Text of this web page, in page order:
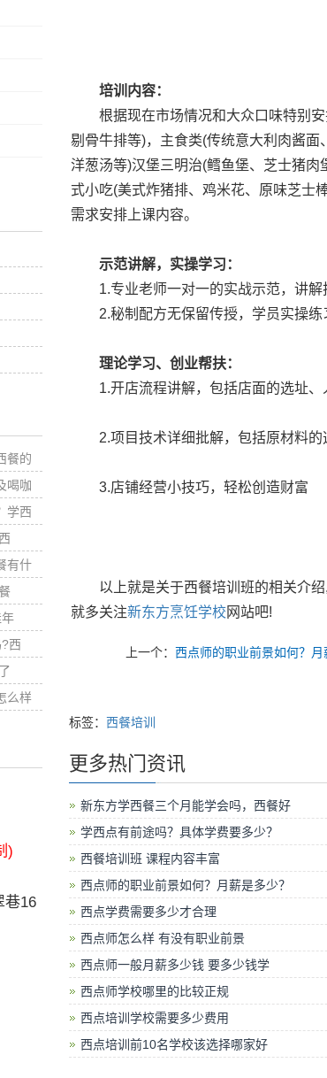
培训内容：
根据现在市场情况和大众口味特别安
剔骨牛排等)，主食类(传统意大利肉酱
洋葱汤等)汉堡三明治(鳕鱼堡、芝士猪
式小吃(美式炸猪排、鸡米花、原味芝士
需求安排上课内容。
示范讲解，实操学习：
1.专业老师一对一的实战示范，讲解
2.秘制配方无保留传授，学员实操练
理论学习、创业帮扶：
1.开店流程讲解，包括店面的选址、
2.项目技术详细批解，包括原材料的
3.店铺经营小技巧，轻松创造财富
以上就是关于西餐培训班的相关介绍,
就多关注新东方烹饪学校网站吧!
上一个：西点师的职业前景如何？月
标签： 西餐培训
更多热门资讯
新东方学西餐三个月能学会吗，西餐好
学西点有前途吗？具体学费要多少？
西餐培训班 课程内容丰富
西点师的职业前景如何？月薪是多少？
西点学费需要多少才合理
西点师怎么样 有没有职业前景
西点师一般月薪多少钱 要多少钱学
西点师学校哪里的比较正规
西点培训学校需要多少费用
西点培训前10名学校该选择哪家好
餐的
喝咖
学西
有什
西
么样
)
巷16